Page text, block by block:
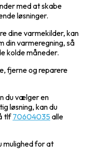
med at skabe
løsninger.
dine varmekilder, kan
din varmeregning, så
kolde måneder.
fjerne og reparere
du vælger en
løsning, kan du
tlf70604035alle
mulighed for at